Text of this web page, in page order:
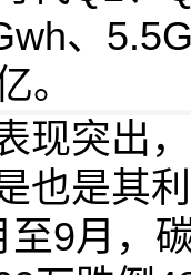
、
。
现突出
也是其
9月，